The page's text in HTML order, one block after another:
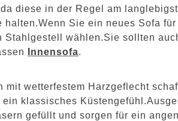
diese in der Regel am
Sie ein neues Sofa
wählen.Sie sollten
Innensofa.
mit wetterfestem Harzgeflecht
klassisches
gefüllt und sorgen für ein